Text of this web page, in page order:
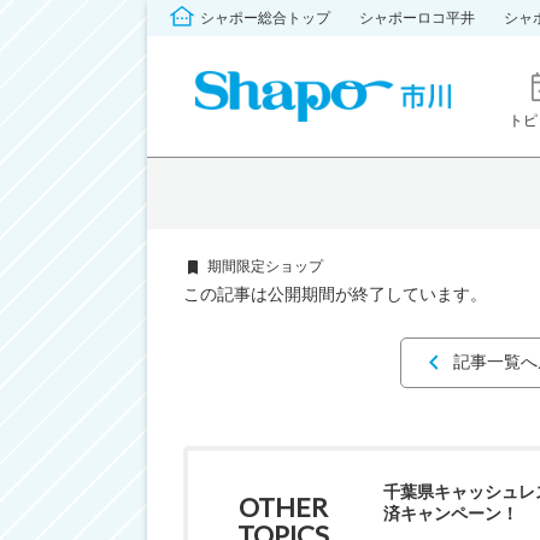
シャポー総合トップ シャポーロコ平井 シャ
ト
期間限定ショップ
この記事は公開期間が終了しています。
記事一覧
OTHER
千葉県キャッシュレ
済キャンペーン！